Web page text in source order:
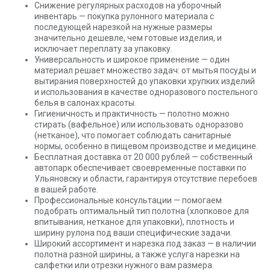
Снижение регулярных расходов на уборочный
инвентарь — покупка рулонного материала с
последующей нарезкой на нужные размеры
значительно дешевле, чем готовые изделия, и
исключает переплату за упаковку.
Универсальность и широкое применение — один
материал решает множество задач: от мытья посуды и
вытирания поверхностей до упаковки хрупких изделий
и использования в качестве одноразового постельного
белья в салонах красоты.
Гигиеничность и практичность — полотно можно
стирать (вафельное) или использовать одноразово
(нетканое), что помогает соблюдать санитарные
нормы, особенно в пищевом производстве и медицине.
Бесплатная доставка от 20 000 рублей — собственный
автопарк обеспечивает своевременные поставки по
Ульяновску и области, гарантируя отсутствие перебоев
в вашей работе.
Профессиональные консультации — помогаем
подобрать оптимальный тип полотна (хлопковое для
впитывания, нетканое для упаковки), плотность и
ширину рулона под ваши специфические задачи.
Широкий ассортимент и нарезка под заказ — в наличии
полотна разной ширины, а также услуга нарезки на
салфетки или отрезки нужного вам размера.